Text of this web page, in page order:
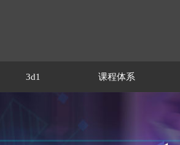
3d1 课程体系